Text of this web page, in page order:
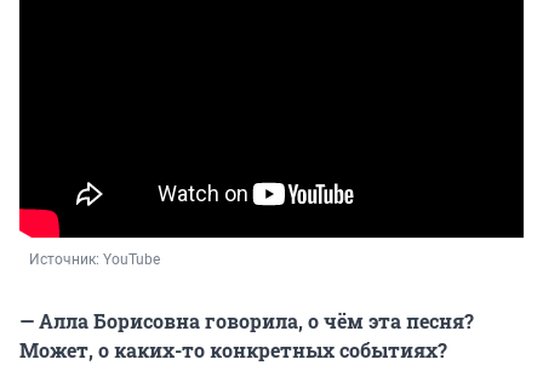
Источник: YouTube
— Алла Борисовна говорила, о чём эта песня?
Может, о каких-то конкретных событиях?